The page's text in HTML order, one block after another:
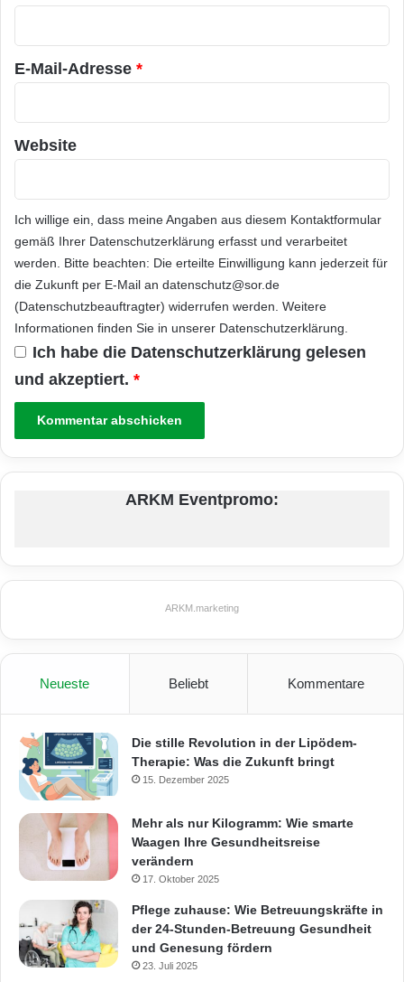
r
*
E-Mail-Adresse *
Website
Ich willige ein, dass meine Angaben aus diesem Kontaktformular
gemäß Ihrer Datenschutzerklärung erfasst und verarbeitet
werden. Bitte beachten: Die erteilte Einwilligung kann jederzeit für
die Zukunft per E-Mail an datenschutz@sor.de
(Datenschutzbeauftragter) widerrufen werden. Weitere
Informationen finden Sie in unserer Datenschutzerklärung
Ich habe die Datenschutzerklärung gelesen
und akzeptiert. *
ARKM Eventpromo:
ARKM.marketing
Neueste Beliebt Kommentare
Die stille Revolution in der Lipödem-
Therapie: Was die Zukunft bringt
15. Dezember 2025
Mehr als nur Kilogramm: Wie smarte
Waagen Ihre Gesundheitsreise
verändern
17. Oktober 2025
Pflege zuhause: Wie Betreuungskräfte in
der 24-Stunden-Betreuung Gesundheit
und Genesung fördern
23. Juli 2025